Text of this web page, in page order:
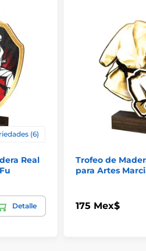
(6)
Real
Detalle
Trofeo de
para Artes
175 Mex$